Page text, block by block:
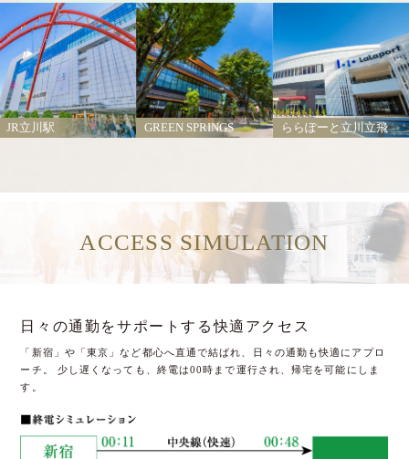
JR立川駅 GREEN SPRINGS ららぽーと立川立飛
ACCESS SIMULATION
日々の通勤をサポートする快適アクセス
「新宿」や「東京」など都心へ直通で結ばれ、日々の通勤も快適にアプロ
ーチ。
少し遅くなっても、終電は00時まで運行され、帰宅を可能にしま
す。